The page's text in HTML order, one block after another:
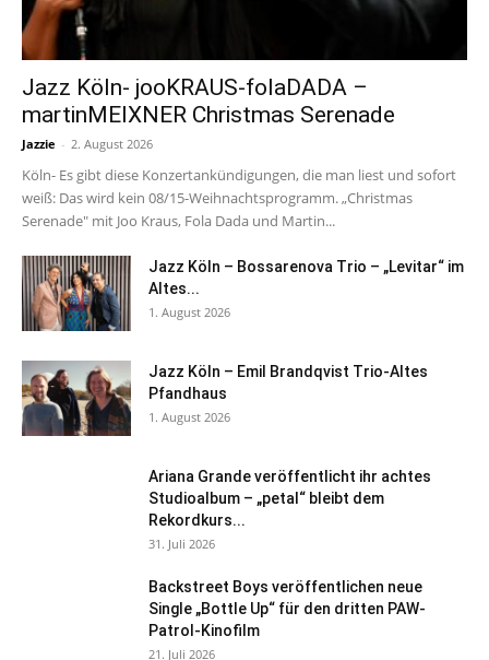
Jazz Köln- jooKRAUS-folaDADA –
martinMEIXNER Christmas Serenade
Jazzie - 2. August 2026
Köln- Es gibt diese Konzertankündigungen, die man liest und sofort
weiß: Das wird kein 08/15-Weihnachtsprogramm. „Christmas
Serenade" mit Joo Kraus, Fola Dada und Martin...
Jazz Köln – Bossarenova Trio – „Levitar“ im
Altes...
1. August 2026
Jazz Köln – Emil Brandqvist Trio-Altes
Pfandhaus
1. August 2026
Ariana Grande veröffentlicht ihr achtes
Studioalbum – „petal“ bleibt dem
Rekordkurs...
31. Juli 2026
Backstreet Boys veröffentlichen neue
Single „Bottle Up“ für den dritten PAW-
Patrol-Kinofilm
21. Juli 2026